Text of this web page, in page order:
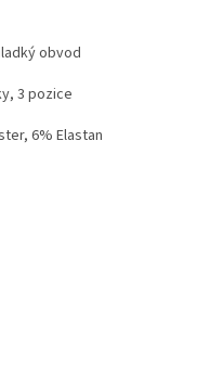
obvod
3 pozice
6% Elastan